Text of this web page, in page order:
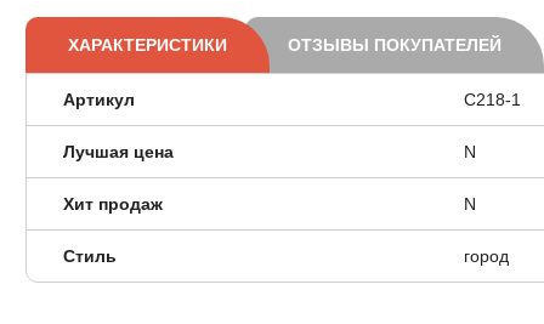
ХАРАКТЕРИСТИКИ ОТЗЫВЫ ПОКУПАТЕЛЕЙ
Артикул C218-1
Лучшая цена N
Хит продаж N
Стиль город